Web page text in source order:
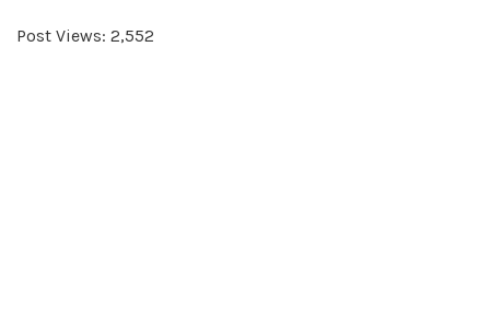
Post Views: 2,552